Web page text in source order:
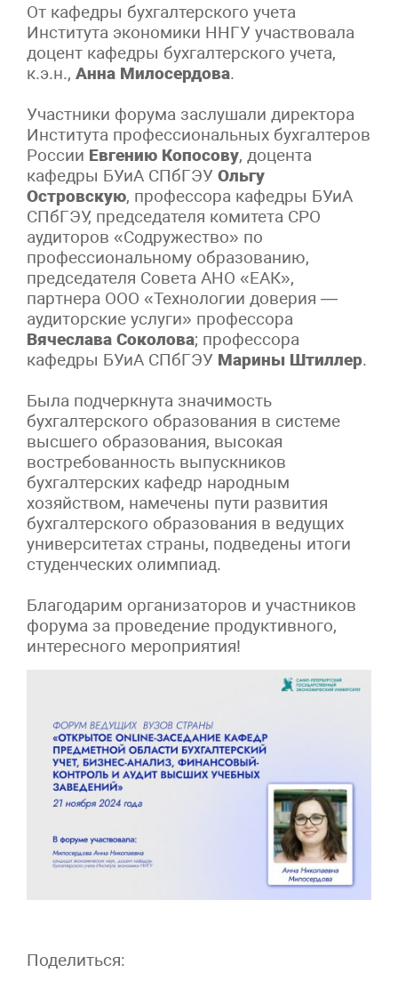
От кафедры бухгалтерского учета
Института экономики ННГУ участвовала
доцент кафедры бухгалтерского учета,
к.э.н., Анна Милосердова.
Участники форума заслушали директора
Института профессиональных бухгалтеров
России Евгению Копосову, доцента
кафедры БУиА СПбГЭУ Ольгу
Островскую, профессора кафедры БУиА
СПбГЭУ, председателя комитета СРО
аудиторов «Содружество» по
профессиональному образованию,
председателя Совета АНО «ЕАК»,
партнера ООО «Технологии доверия —
аудиторские услуги» профессора
Вячеслава Соколова; профессора
кафедры БУиА СПбГЭУ Марины Штиллер.
Была подчеркнута значимость
бухгалтерского образования в системе
высшего образования, высокая
востребованность выпускников
бухгалтерских кафедр народным
хозяйством, намечены пути развития
бухгалтерского образования в ведущих
университетах страны, подведены итоги
студенческих олимпиад.
Благодарим организаторов и участников
форума за проведение продуктивного,
интересного мероприятия!
Поделиться: